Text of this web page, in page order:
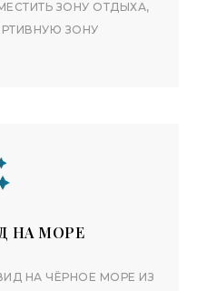
ЗОНУ ОТДЫХА,
ЗОНУ
НА МОРЕ
НА ЧЁРНОЕ МОРЕ ИЗ